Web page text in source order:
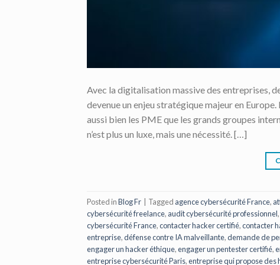
Avec la digitalisation massive des entreprises,
devenue un enjeu stratégique majeur en
aussi bien les PME que les grands groupes
n’est plus un luxe, mais une nécessité. […]
Posted inBlog Fr Tagged agence cybersécurité France,
cybersécurité freelance, audit cybersécurité professionnel,
cybersécurité France,contacter hacker certifié,contacter
entreprise,défense contre IA malveillante,demande de
engager un hacker éthique,engager un pentester certifié,
entreprise cybersécurité Paris,entreprise qui propose des